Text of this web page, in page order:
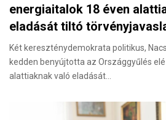
energiaitalok 18 éven
eladását tiltó
Két kereszténydemokrata politikus,
kedden benyújtotta az Országgyűlés
alattiaknak való eladását…